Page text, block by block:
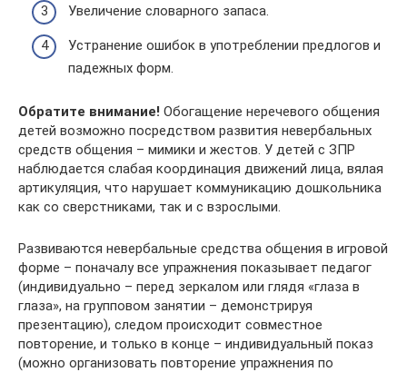
Увеличение словарного запаса.
Устранение ошибок в употреблении предлогов и
падежных форм.
Обратите внимание! Обогащение неречевого общения
детей возможно посредством развития невербальных
средств общения – мимики и жестов. У детей с ЗПР
наблюдается слабая координация движений лица, вялая
артикуляция, что нарушает коммуникацию дошкольника
как со сверстниками, так и с взрослыми.
Развиваются невербальные средства общения в игровой
форме – поначалу все упражнения показывает педагог
(индивидуально – перед зеркалом или глядя «глаза в
глаза», на групповом занятии – демонстрируя
презентацию), следом происходит совместное
повторение, и только в конце – индивидуальный показ
(можно организовать повторение упражнения по